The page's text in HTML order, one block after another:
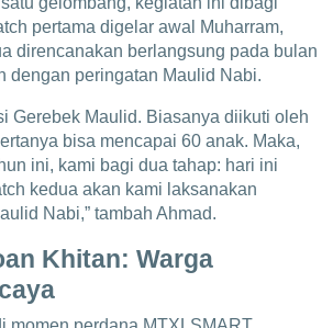
pertama digelar awal Muharram,
direncanakan berlangsung pada bulan
dengan peringatan Maulid Nabi.
Gerebek Maulid. Biasanya diikuti oleh
bisa mencapai 60 anak. Maka,
ini, kami bagi dua tahap: hari ini
kedua akan kami laksanakan
Nabi,” tambah Ahmad.
Khitan: Warga